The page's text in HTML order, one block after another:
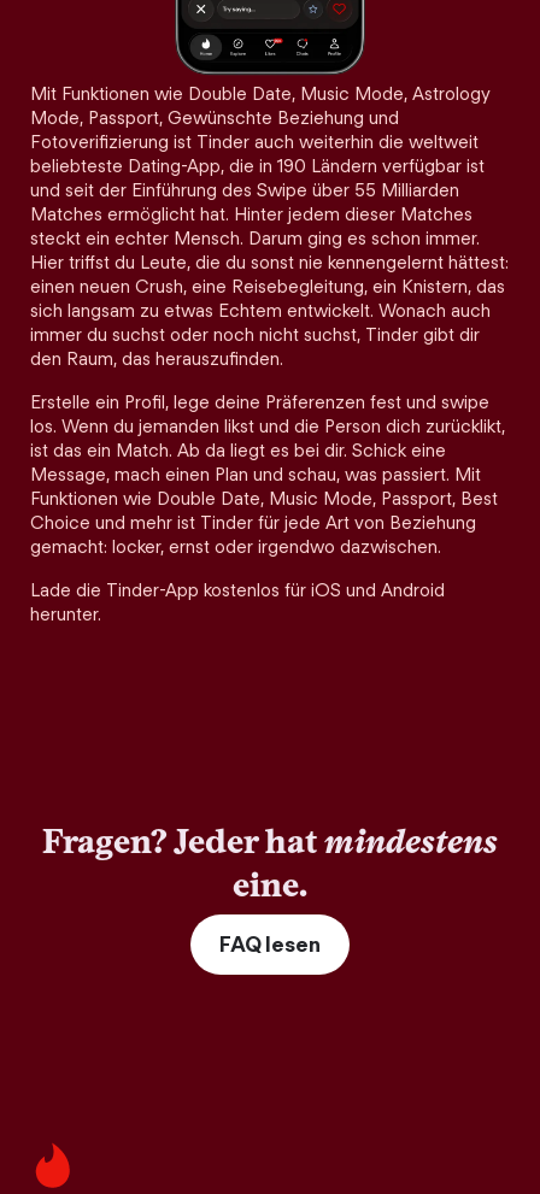
Mit Funktionen wie Double Date, Music Mode, Astrology
Mode, Passport, Gewünschte Beziehung und
Fotoverifizierung ist Tinder auch weiterhin die weltweit
beliebteste Dating-App, die in 190 Ländern verfügbar ist
und seit der Einführung des Swipe über 55 Milliarden
Matches ermöglicht hat. Hinter jedem dieser Matches
steckt ein echter Mensch. Darum ging es schon immer.
Hier triffst du Leute, die du sonst nie kennengelernt hättest:
einen neuen Crush, eine Reisebegleitung, ein Knistern, das
sich langsam zu etwas Echtem entwickelt. Wonach auch
immer du suchst oder noch nicht suchst, Tinder gibt dir
den Raum, das herauszufinden.
Erstelle ein Profil, lege deine Präferenzen fest und swipe
los. Wenn du jemanden likst und die Person dich zurücklikt,
ist das ein Match. Ab da liegt es bei dir. Schick eine
Message, mach einen Plan und schau, was passiert. Mit
Funktionen wie Double Date, Music Mode, Passport, Best
Choice und mehr ist Tinder für jede Art von Beziehung
gemacht: locker, ernst oder irgendwo dazwischen.
Lade die Tinder-App kostenlos für iOS und Android
herunter.
Fragen? Jeder hatmindestens
eine.
FAQ lesen